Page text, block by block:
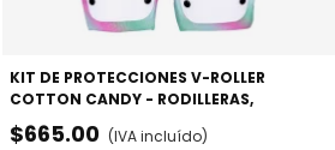
KIT DE PROTECCIONES V-ROLLER
COTTON CANDY - RODILLERAS,
CODERAS Y MUÑEQUERAS
$665.00 (IVA incluído)